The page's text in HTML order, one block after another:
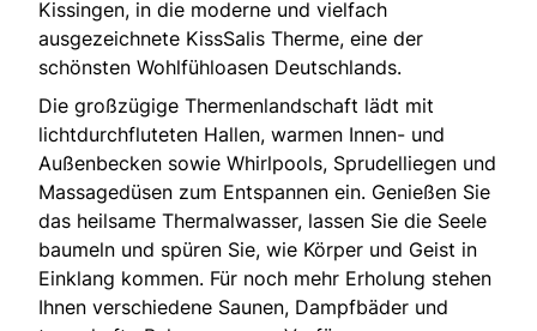
Kissingen, in die moderne und vielfach
ausgezeichnete KissSalis Therme, eine der
schönsten Wohlfühloasen Deutschlands.
Die großzügige Thermenlandschaft lädt mit
lichtdurchfluteten Hallen, warmen Innen- und
Außenbecken sowie Whirlpools, Sprudelliegen und
Massagedüsen zum Entspannen ein. Genießen Sie
das heilsame Thermalwasser, lassen Sie die Seele
baumeln und spüren Sie, wie Körper und Geist in
Einklang kommen. Für noch mehr Erholung stehen
Ihnen verschiedene Saunen, Dampfbäder und